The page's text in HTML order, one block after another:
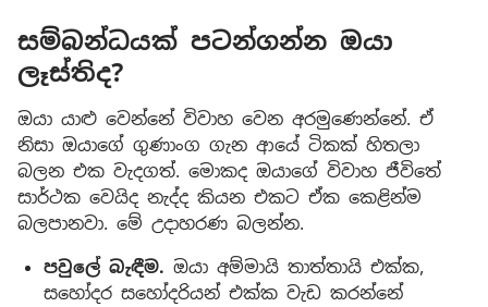
සම්බන්ධයක් පටන්ගන්න ඔයා
ලෑස්තිද?
ඔයා යාළු වෙන්නේ විවාහ වෙන අරමුණෙන්නේ. ඒ
නිසා ඔයාගේ ගුණාංග ගැන ආයේ ටිකක් හිතලා
බලන එක වැදගත්. මොකද ඔයාගේ විවාහ ජීවිතේ
සාර්ථක වෙයිද නැද්ද කියන එකට ඒක කෙළින්ම
බලපානවා. මේ උදාහරණ බලන්න.
පවුලේ බැඳීම. ඔයා අම්මායි තාත්තායි එක්ක,
සහෝදර සහෝදරියන් එක්ක වැඩ කරන්නේ